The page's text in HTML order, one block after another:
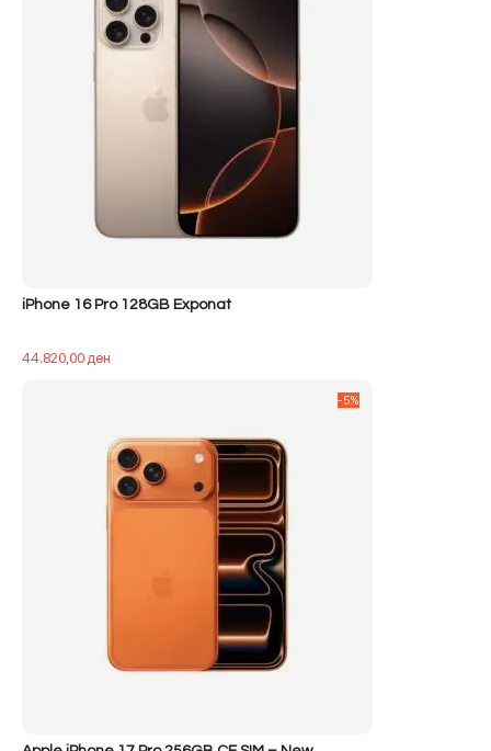
iPhone 16 Pro 128GB Exponat
44.820,00ден
-5%